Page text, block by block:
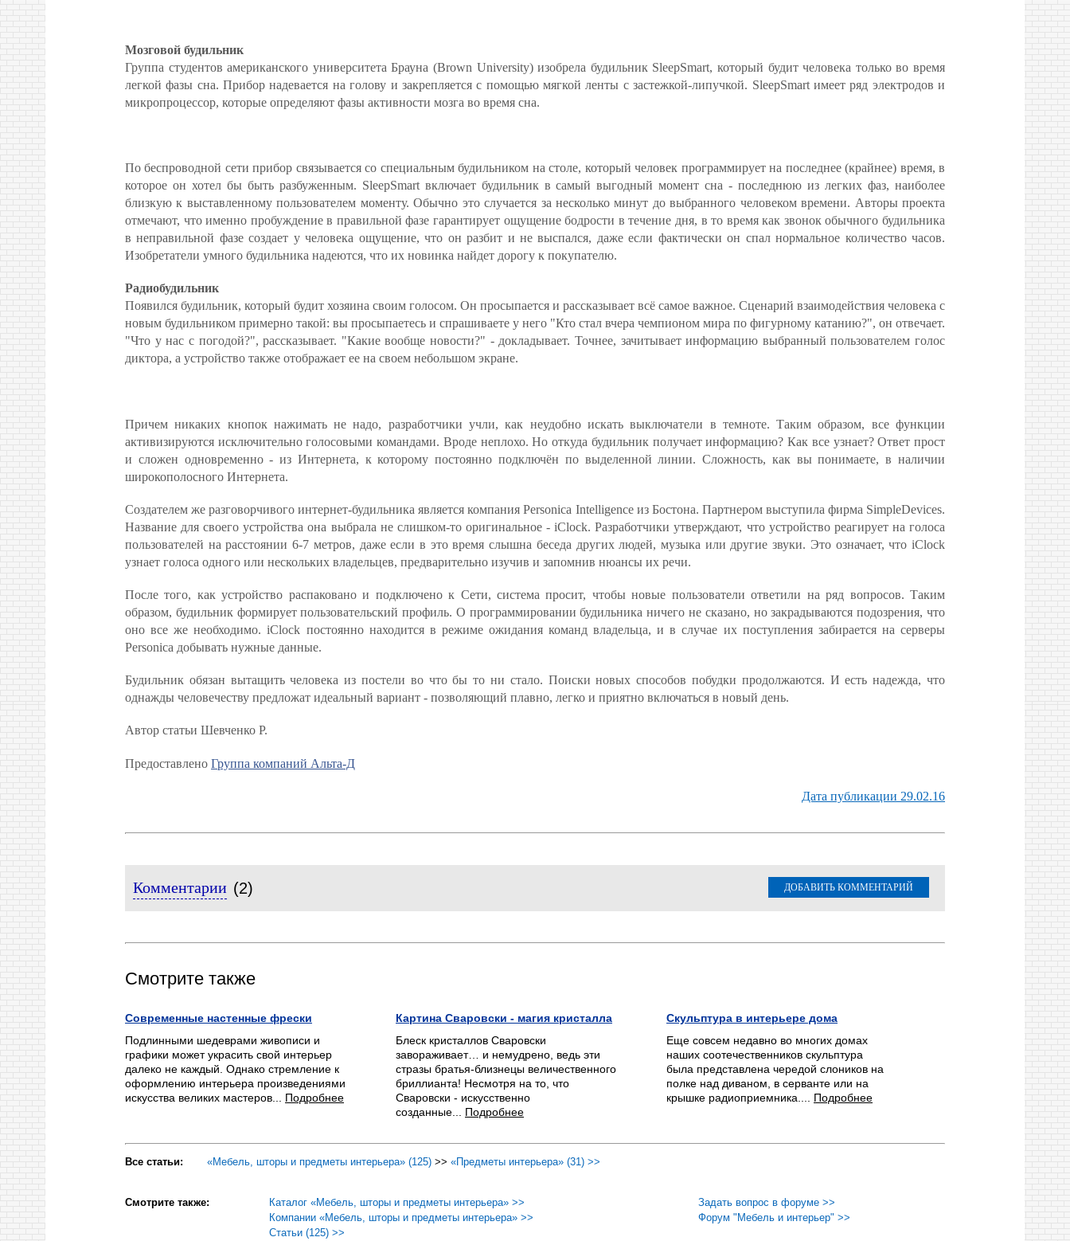
Мозговой будильник
Группа студентов американского университета Брауна (Brown University) изобрела будильник SleepSmart, который будит человека только во время
легкой фазы сна. Прибор надевается на голову и закрепляется с помощью мягкой ленты с застежкой-липучкой. SleepSmart имеет ряд электродов и
микропроцессор, которые определяют фазы активности мозга во время сна.
По беспроводной сети прибор связывается со специальным будильником на столе, который человек программирует на последнее (крайнее) время, в
которое он хотел бы быть разбуженным. SleepSmart включает будильник в самый выгодный момент сна - последнюю из легких фаз, наиболее
близкую к выставленному пользователем моменту. Обычно это случается за несколько минут до выбранного человеком времени. Авторы проекта
отмечают, что именно пробуждение в правильной фазе гарантирует ощущение бодрости в течение дня, в то время как звонок обычного будильника
в неправильной фазе создает у человека ощущение, что он разбит и не выспался, даже если фактически он спал нормальное количество часов.
Изобретатели умного будильника надеются, что их новинка найдет дорогу к покупателю.
Радиобудильник
Появился будильник, который будит хозяина своим голосом. Он просыпается и рассказывает всё самое важное. Сценарий взаимодействия человека с
новым будильником примерно такой: вы просыпаетесь и спрашиваете у него "Кто стал вчера чемпионом мира по фигурному катанию?", он отвечает.
"Что у нас с погодой?", рассказывает. "Какие вообще новости?" - докладывает. Точнее, зачитывает информацию выбранный пользователем голос
диктора, а устройство также отображает ее на своем небольшом экране.
Причем никаких кнопок нажимать не надо, разработчики учли, как неудобно искать выключатели в темноте. Таким образом, все функции
активизируются исключительно голосовыми командами. Вроде неплохо. Но откуда будильник получает информацию? Как все узнает? Ответ прост
и сложен одновременно - из Интернета, к которому постоянно подключён по выделенной линии. Сложность, как вы понимаете, в наличии
широкополосного Интернета.
Создателем же разговорчивого интернет-будильника является компания Personica Intelligence из Бостона. Партнером выступила фирма SimpleDevices.
Название для своего устройства она выбрала не слишком-то оригинальное - iClock. Разработчики утверждают, что устройство реагирует на голоса
пользователей на расстоянии 6-7 метров, даже если в это время слышна беседа других людей, музыка или другие звуки. Это означает, что iClock
узнает голоса одного или нескольких владельцев, предварительно изучив и запомнив нюансы их речи.
После того, как устройство распаковано и подключено к Сети, система просит, чтобы новые пользователи ответили на ряд вопросов. Таким
образом, будильник формирует пользовательский профиль. О программировании будильника ничего не сказано, но закрадываются подозрения, что
оно все же необходимо. iClock постоянно находится в режиме ожидания команд владельца, и в случае их поступления забирается на серверы
Personica добывать нужные данные.
Будильник обязан вытащить человека из постели во что бы то ни стало. Поиски новых способов побудки продолжаются. И есть надежда, что
однажды человечеству предложат идеальный вариант - позволяющий плавно, легко и приятно включаться в новый день.
Автор статьи Шевченко Р.
Предоставлено Группа компаний Альта-Д
Дата публикации 29.02.16
ДОБАВИТЬ КОММЕНТАРИЙ
Комментарии (2)
Смотрите также
Современные настенные фрески
Подлинными шедеврами живописи и
графики может украсить свой интерьер
далеко не каждый. Однако стремление к
оформлению интерьера произведениями
искусства великих мастеров... Подробнее
Картина Сваровски - магия кристалла
Блеск кристаллов Сваровски
завораживает… и немудрено, ведь эти
стразы братья-близнецы величественного
бриллианта! Несмотря на то, что
Сваровски - искусственно
созданные... Подробнее
Скульптура в интерьере дома
Еще совсем недавно во многих домах
наших соотечественников скульптура
была представлена чередой слоников на
полке над диваном, в серванте или на
крышке радиоприемника.... Подробнее
Все статьи: «Мебель, шторы и предметы интерьера» (125) >> «Предметы интерьера» (31) >>
Смотрите также:
Каталог «Мебель, шторы и предметы интерьера» >>
Компании «Мебель, шторы и предметы интерьера» >>
Статьи (125) >>
Задать вопрос в форуме >>
Форум "Мебель и интерьер" >>